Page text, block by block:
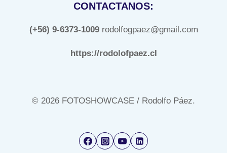
CONTACTANOS:
(+56) 9-6373-1009rodolfogpaez@gmail.com
https://rodolofpaez.cl
© 2026 FOTOSHOWCASE / Rodolfo Páez.